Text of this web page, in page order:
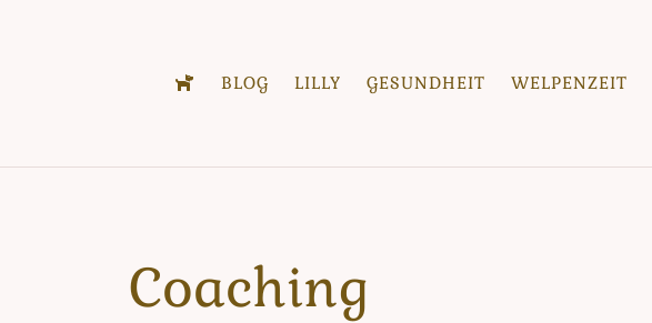
BLOG LILLY GESUNDHEIT WELPENZEIT
Coaching